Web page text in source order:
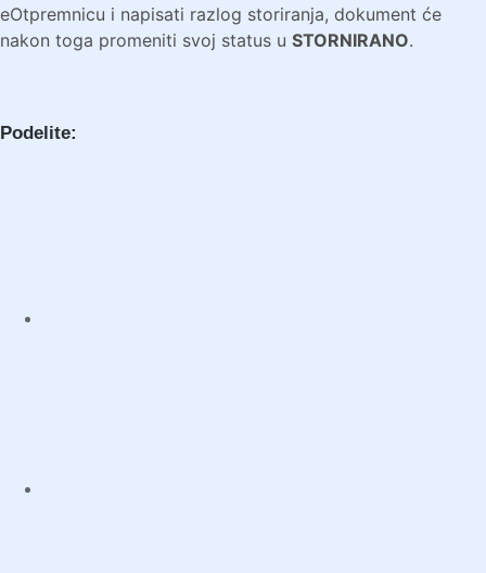
eOtpremnicu i napisati razlog storiranja, dokument će
nakon toga promeniti svoj status u STORNIRANO.
Podelite: